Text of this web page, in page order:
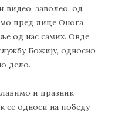
видео, заволео, од
пред лице Онога
од нас самих. Овде
Божију, односно
дело.
и празник
се односи на победу